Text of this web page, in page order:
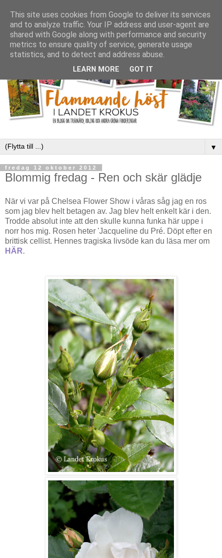
▼
fredag 12 oktober 2012
Blommig fredag - Ren och skär glädje
När vi var på Chelsea Flower Show i våras såg jag en ros
som jag blev helt betagen av. Jag blev helt enkelt kär i den.
Trodde absolut inte att den skulle kunna funka här uppe i
norr hos mig. Rosen heter 'Jacqueline du Pré. Döpt efter en
brittisk cellist. Hennes tragiska livsöde kan du läsa mer om
HÄR.
This site uses cookies from Google to deliver its services
and to analyze traffic. Your IP address and user-agent are
shared with Google along with performance and security
metrics to ensure quality of service, generate usage
statistics, and to detect and address abuse.
LEARN MORE GOT IT